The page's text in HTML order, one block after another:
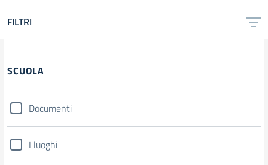
FILTRI
SCUOLA
Documenti
I luoghi